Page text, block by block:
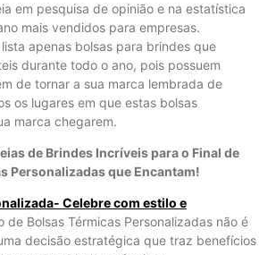
em pesquisa de opinião e na estatística
mais vendidos para empresas.
apenas bolsas para brindes que
durante todo o ano, pois possuem
de tornar a sua marca lembrada de
os lugares em que estas bolsas
marca chegarem.
de Brindes Incríveis para o Final de
Personalizadas que Encantam!
Celebre com estilo e
de Bolsas Térmicas Personalizadas não é
decisão estratégica que traz benefícios